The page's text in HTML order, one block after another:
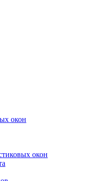
окон
окон